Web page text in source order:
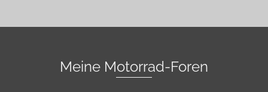
Meine Motorrad-Foren